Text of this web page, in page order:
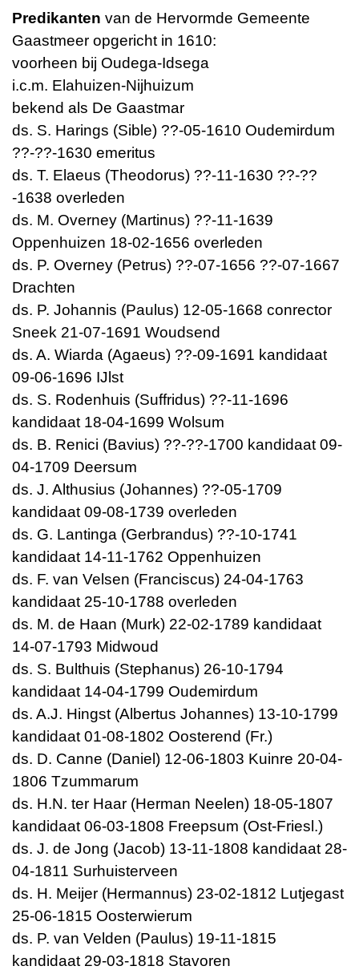
Predikanten van de Hervormde Gemeente
Gaastmeer opgericht in 1610:
voorheen bij Oudega-Idsega
i.c.m. Elahuizen-Nijhuizum
bekend als De Gaastmar
ds. S. Harings (Sible) ??-05-1610 Oudemirdum
??-??-1630 emeritus
ds. T. Elaeus (Theodorus) ??-11-1630 ??-??
-1638 overleden
ds. M. Overney (Martinus) ??-11-1639
Oppenhuizen 18-02-1656 overleden
ds. P. Overney (Petrus) ??-07-1656 ??-07-1667
Drachten
ds. P. Johannis (Paulus) 12-05-1668 conrector
Sneek 21-07-1691 Woudsend
ds. A. Wiarda (Agaeus) ??-09-1691 kandidaat
09-06-1696 IJlst
ds. S. Rodenhuis (Suffridus) ??-11-1696
kandidaat 18-04-1699 Wolsum
ds. B. Renici (Bavius) ??-??-1700 kandidaat 09-
04-1709 Deersum
ds. J. Althusius (Johannes) ??-05-1709
kandidaat 09-08-1739 overleden
ds. G. Lantinga (Gerbrandus) ??-10-1741
kandidaat 14-11-1762 Oppenhuizen
ds. F. van Velsen (Franciscus) 24-04-1763
kandidaat 25-10-1788 overleden
ds. M. de Haan (Murk) 22-02-1789 kandidaat
14-07-1793 Midwoud
ds. S. Bulthuis (Stephanus) 26-10-1794
kandidaat 14-04-1799 Oudemirdum
ds. A.J. Hingst (Albertus Johannes) 13-10-1799
kandidaat 01-08-1802 Oosterend (Fr.)
ds. D. Canne (Daniel) 12-06-1803 Kuinre 20-04-
1806 Tzummarum
ds. H.N. ter Haar (Herman Neelen) 18-05-1807
kandidaat 06-03-1808 Freepsum (Ost-Friesl.)
ds. J. de Jong (Jacob) 13-11-1808 kandidaat 28-
04-1811 Surhuisterveen
ds. H. Meijer (Hermannus) 23-02-1812 Lutjegast
25-06-1815 Oosterwierum
ds. P. van Velden (Paulus) 19-11-1815
kandidaat 29-03-1818 Stavoren